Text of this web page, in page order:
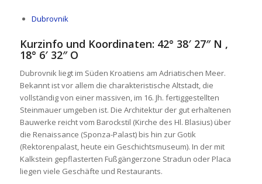
Dubrovnik
Kurzinfo und Koordinaten: 42° 38′ 27″ N ,
18° 6′ 32″ O
Dubrovnik liegt im Süden Kroatiens am Adriatischen Meer.
Bekannt ist vor allem die charakteristische Altstadt, die
vollständig von einer massiven, im 16. Jh. fertiggestellten
Steinmauer umgeben ist. Die Architektur der gut erhaltenen
Bauwerke reicht vom Barockstil (Kirche des Hl. Blasius) über
die Renaissance (Sponza-Palast) bis hin zur Gotik
(Rektorenpalast, heute ein Geschichtsmuseum). In der mit
Kalkstein gepflasterten Fußgängerzone Stradun oder Placa
liegen viele Geschäfte und Restaurants.